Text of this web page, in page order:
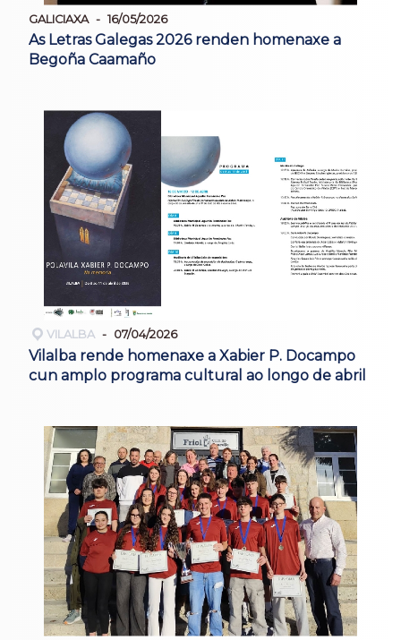
GALICIAXA 16/05/2026
As Letras Galegas 2026 renden homenaxe a
Begoña Caamaño
VILALBA 07/04/2026
Vilalba rende homenaxe a Xabier P. Docampo
cun amplo programa cultural ao longo de abril